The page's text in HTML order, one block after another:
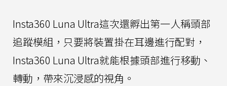
Insta360 Luna Ultra這次還孵出第一人稱頭部
追蹤模組，只要將裝置掛在耳邊進行配對，
Insta360 Luna Ultra就能根據頭部進行移動、
轉動，帶來沉浸感的視角。